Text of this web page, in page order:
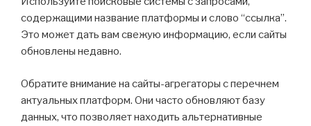
содержащими название платформы и слово “ссылка”.
Это может дать вам свежую информацию, если сайты
обновлены недавно.
Обратите внимание на сайты-агрегаторы с перечнем
актуальных платформ. Они часто обновляют базу
данных, что позволяет находить альтернативные